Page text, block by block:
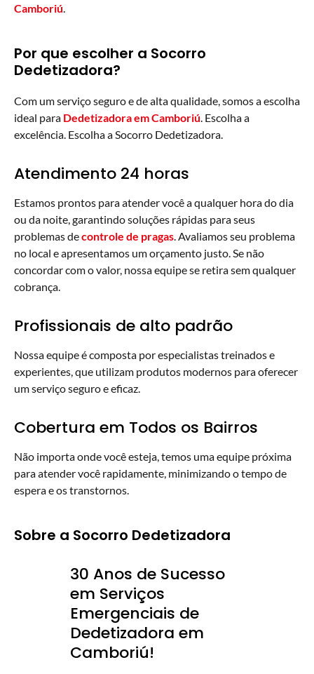
Camboriú.
Por que escolher a Socorro
Dedetizadora?
Com um serviço seguro e de alta qualidade, somos a escolha
ideal para Dedetizadora em Camboriú. Escolha a
excelência. Escolha a Socorro Dedetizadora.
Atendimento 24 horas
Estamos prontos para atender você a qualquer hora do dia
ou da noite, garantindo soluções rápidas para seus
problemas decontrole de pragas. Avaliamos seu problema
no local e apresentamos um orçamento justo. Se não
concordar com o valor, nossa equipe se retira sem qualquer
cobrança.
Profissionais de alto padrão
Nossa equipe é composta por especialistas treinados e
experientes, que utilizam produtos modernos para oferecer
um serviço seguro e eficaz.
Cobertura em Todos os Bairros
Não importa onde você esteja, temos uma equipe próxima
para atender você rapidamente, minimizando o tempo de
espera e os transtornos.
Sobre a Socorro Dedetizadora
30 Anos de Sucesso
em Serviços
Emergenciais de
Dedetizadora em
Camboriú!